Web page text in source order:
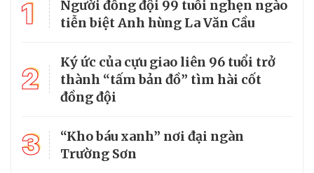
1
Người đồng đội 99 tuổi nghẹn ngào
tiễn biệt Anh hùng La Văn Cầu
2
Ký ức của cựu giao liên 96 tuổi trở
thành “tấm bản đồ” tìm hài cốt
đồng đội
3
“Kho báu xanh” nơi đại ngàn
Trường Sơn